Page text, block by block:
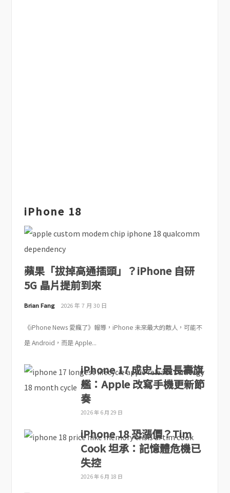
iPhone 18
蘋果「拔掉高通插頭」？iPhone 自研
5G 晶片提前到來
Brian Fang 2026 年 7 月 30 日
《iPhone News 愛瘋了》報導，iPhone 未來最大的敵人，可能不
是 Android，而是 Apple...
iPhone 17 成史上最長壽旗
艦：Apple 改寫手機更新節
奏
2026 年 6 月 29 日
iPhone 18 恐漲價？Tim
Cook 坦承：記憶體危機已
失控
2026 年 6 月 18 日